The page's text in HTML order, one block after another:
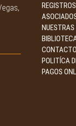
REGISTROS
NUESTRAS
CONTACTO
POLITÍCA
PAGOS